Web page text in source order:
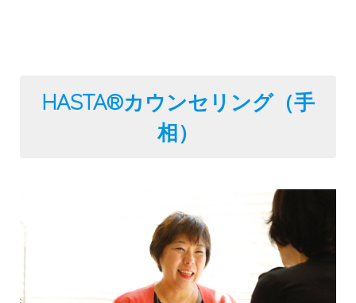
HASTA®️カウンセリング（手
相）